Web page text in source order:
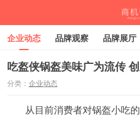
企业动态 品牌观察 品牌展厅
深度观察 伙伴计划
吃盔侠锅盔美味广为流传
分类： 企业动态
从目前消费者对锅盔小吃